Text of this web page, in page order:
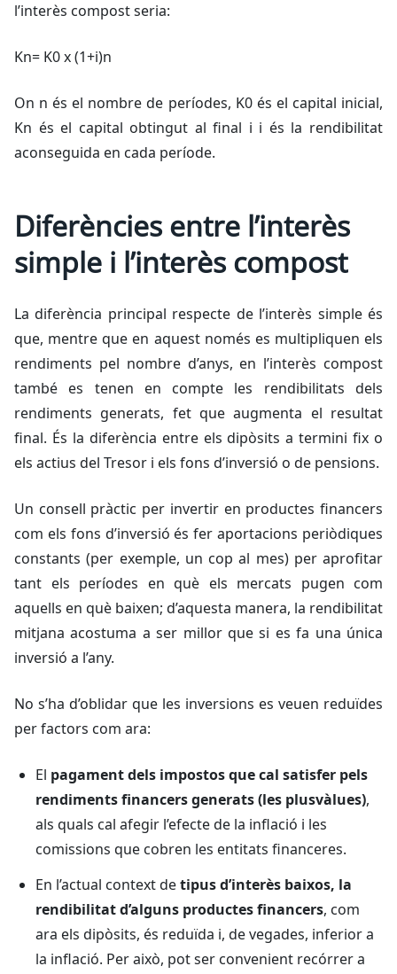
l’interès compost seria:
Kn= K0 x (1+i)n
On n és el nombre de períodes, K0és el capital inicial,
Kn és el capital obtingut al final i i és la rendibilitat
aconseguida en cada període.
Diferències entre l’interès
simple i l’interès compost
La diferència principal respecte de l’interès simple és
que, mentre que en aquest només es multipliquen els
rendiments pel nombre d’anys, en l’interès compost
també es tenen en compte les rendibilitats dels
rendiments generats, fet que augmenta el resultat
final. És la diferència entre els dipòsits a termini fix o
els actius del Tresor i els fons d’inversió o de pensions.
Un consell pràctic per invertir en productes financers
com els fons d’inversió és fer aportacions periòdiques
constants (per exemple, un cop al mes) per aprofitar
tant els períodes en què els mercats pugen com
aquells en què baixen; d’aquesta manera, la rendibilitat
mitjana acostuma a ser millor que si es fa una única
inversió a l’any.
No s’ha d’oblidar que les inversions es veuen reduïdes
per factors com ara:
El pagament dels impostos que cal satisfer pels
rendiments financers generats (les plusvàlues),
als quals cal afegir l’efecte de la inflació i les
comissions que cobren les entitats financeres.
En l’actual context detipus d’interès baixos, la
rendibilitat d’alguns productes financers, com
ara els dipòsits, és reduïda i, de vegades, inferior a
la inflació. Per això, pot ser convenient recórrer a